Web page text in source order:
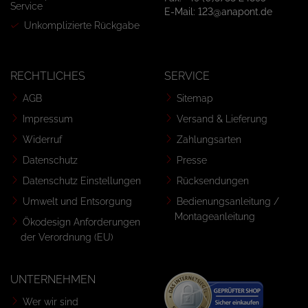
Service
Unkomplizierte Rückgabe
E-Mail: 123@anapont.de
RECHTLICHES
AGB
Impressum
Widerruf
Datenschutz
Datenschutz Einstellungen
Umwelt und Entsorgung
Ökodesign Anforderungen
der Verordnung (EU)
SERVICE
Sitemap
Versand & Lieferung
Zahlungsarten
Presse
Rücksendungen
Bedienungsanleitung /
Montageanleitung
UNTERNEHMEN
Wer wir sind